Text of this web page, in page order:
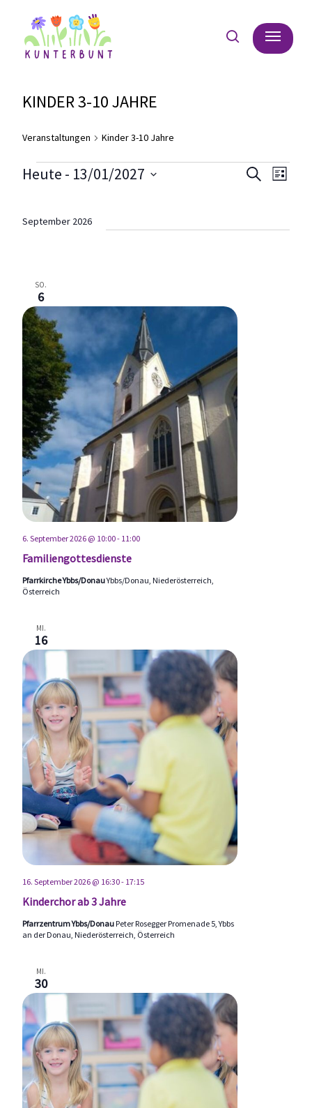
searchMenu
KINDER 3-10 JAHRE
Veranstaltungen Kinder 3-10 Jahre
VERANSTALTUNGEN
UND
Suche Liste
Heute - 13/01/2027
wählen.
September 2026
SO.
6
Familiengottesdienste
6. September 2026 @ 10:00- 11:00
Pfarrkirche Ybbs/DonauYbbs/Donau, Niederösterreich,
Österreich
MI.
16
Kinderchor ab 3 Jahre
16. September 2026 @ 16:30- 17:15
Pfarrzentrum Ybbs/Donau Peter Rosegger Promenade 5, Ybbs
an der Donau, Niederösterreich, Österreich
MI.
30